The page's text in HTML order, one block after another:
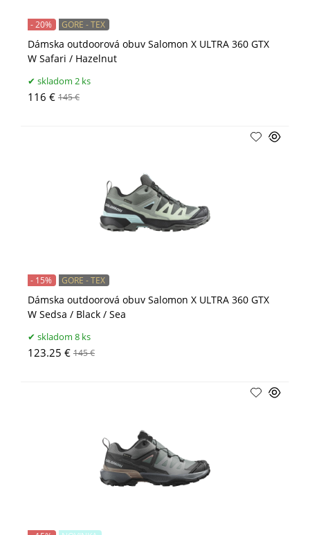
Dámska outdoorová obuv Salomon X ULTRA 360 GTX
W Safari / Hazelnut
- 20% GORE - TEX
skladom 2 ks
116 € 145 €
Dámska outdoorová obuv Salomon X ULTRA 360 GTX
W Sedsa / Black / Sea
- 15% GORE - TEX
skladom 8 ks
123.25 € 145 €